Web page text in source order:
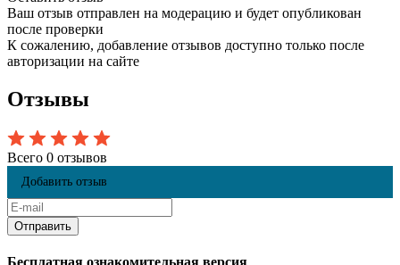
Ваш отзыв отправлен на модерацию и будет опубликован
после проверки
К сожалению, добавление отзывов доступно только после
авторизации на сайте
Отзывы
Всего 0 отзывов
Добавить отзыв
Бесплатная ознакомительная версия